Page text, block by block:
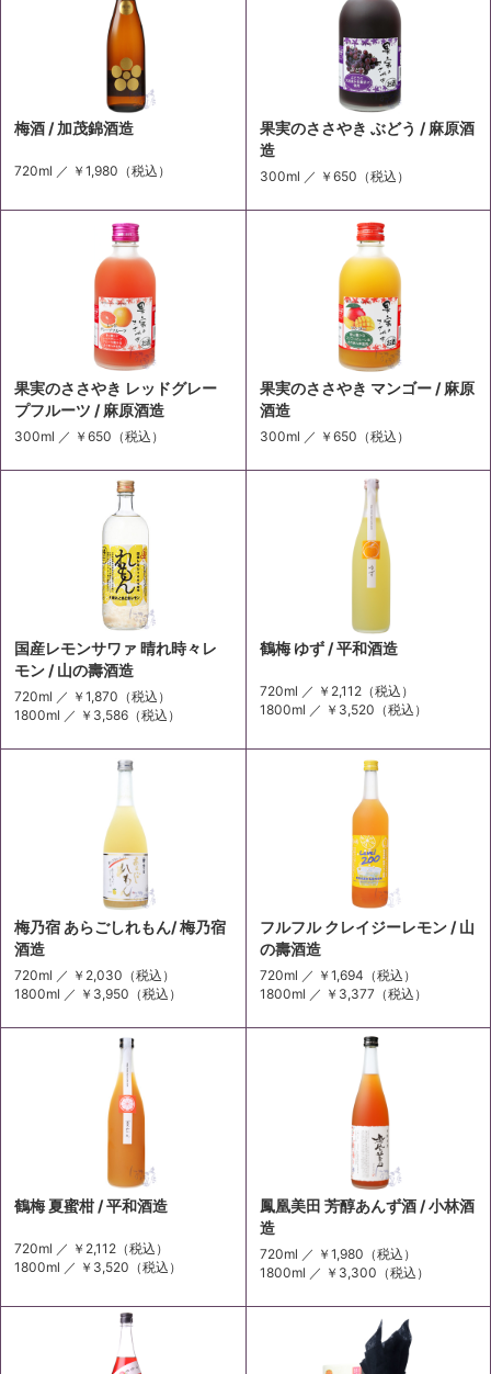
梅酒 / 加茂錦酒造
720ml ／ ￥1,980 （税込）
果実のささやき ぶどう / 麻原酒
造
300ml ／ ￥650 （税込）
果実のささやき レッドグレー
プフルーツ / 麻原酒造
300ml ／ ￥650 （税込）
果実のささやき マンゴー / 麻原
酒造
300ml ／ ￥650 （税込）
国産レモンサワァ 晴れ時々レ
モン / 山の壽酒造
720ml ／ ￥1,870 （税込）
1800ml ／ ￥3,586 （税込）
鶴梅 ゆず / 平和酒造
720ml ／ ￥2,112（税込）
1800ml ／ ￥3,520 （税込）
梅乃宿 あらごしれもん/ 梅乃宿
酒造
720ml ／ ￥2,030 （税込）
1800ml ／ ￥3,950 （税込）
フルフル クレイジーレモン / 山
の壽酒造
720ml ／ ￥1,694 （税込）
1800ml ／ ￥3,377 （税込）
鶴梅 夏蜜柑 / 平和酒造
720ml ／ ￥2,112 （税込）
1800ml ／ ￥3,520 （税込）
鳳凰美田 芳醇あんず酒 / 小林酒
造
720ml ／ ￥1,980 （税込）
1800ml ／ ￥3,300 （税込）